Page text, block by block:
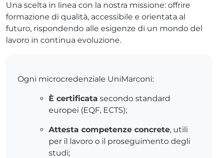
Una scelta in linea con la nostra missione: offrire
formazione di qualità, accessibile e orientata al
futuro, rispondendo alle esigenze di un mondo del
lavoro in continua evoluzione.
Ogni microcredenziale UniMarconi:
È certificata secondo standard
europei (EQF, ECTS);
Attesta competenze concrete, utili
per il lavoro o il proseguimento degli
studi;